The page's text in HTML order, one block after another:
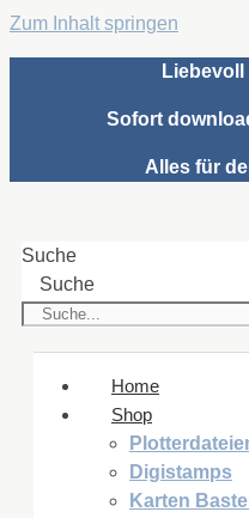
Zum Inhalt springen
Sofort
Alles für
Suche
Suche
Home
Shop
Digistamps
Karten